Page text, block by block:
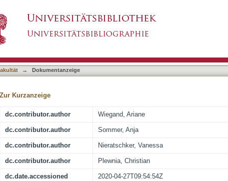
and stabilization of affect by prefrontal
→ Dokumentanzeige
Zur Kurzanzeige
dc.contributor.author Wiegand, Ariane
dc.contributor.author Sommer, Anja
dc.contributor.author Nieratschker, Vanessa
dc.contributor.author Plewnia, Christian
dc.date.accessioned 2020-04-27T09:54:54Z